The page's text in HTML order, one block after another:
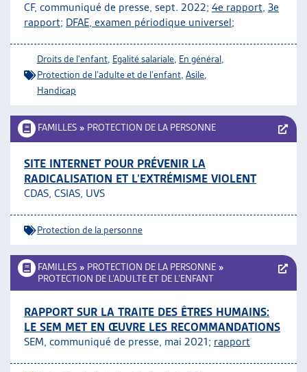
CF, communiqué de presse, sept. 2022; 4e rapport, 3e
rapport; DFAE, examen périodique universel;
Droits de l'enfant Egalité salariale En général
Protection de l'adulte et de l'enfant Asile
Handicap
FAMILLES » PROTECTION DE LA PERSONNE
SITE INTERNET POUR PRÉVENIR LA
RADICALISATION ET L’EXTRÉMISME VIOLENT
CDAS, CSIAS, UVS
Protection de la personne
FAMILLES » PROTECTION DE LA PERSONNE »
PROTECTION DE L’ADULTE ET DE L’ENFANT
RAPPORT SUR LA TRAITE DES ÊTRES HUMAINS:
LE SEM MET EN ŒUVRE LES RECOMMANDATIONS
SEM, communiqué de presse, mai 2021; rapport